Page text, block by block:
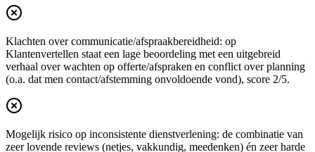
Klachten over communicatie/afspraakbereidheid: op
Klantenvertellen staat een lage beoordeling met een uitgebreid
verhaal over wachten op offerte/afspraken en conflict over planning
(o.a. dat men contact/afstemming onvoldoende vond), score 2/5.
Mogelijk risico op inconsistente dienstverlening: de combinatie van
zeer lovende reviews (netjes, vakkundig, meedenken) én zeer harde